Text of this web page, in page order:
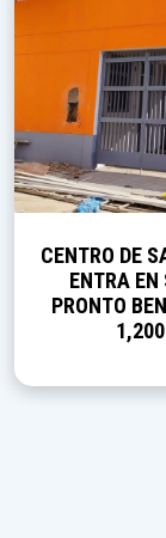
CENTRO DE
ENTRA
PRONTO